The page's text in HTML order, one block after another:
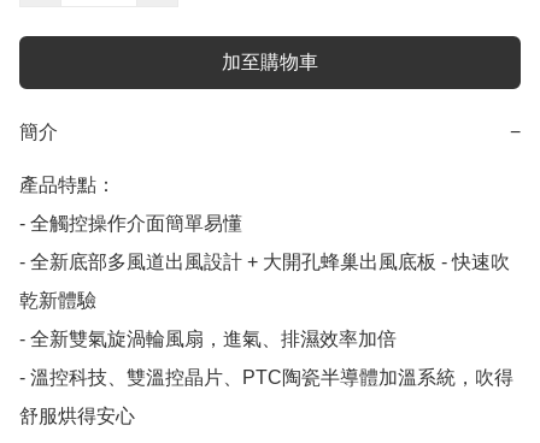
加至購物車
簡介 −
產品特點：
- 全觸控操作介面簡單易懂
- 全新底部多風道出風設計 + 大開孔蜂巢出風底板 - 快速吹
乾新體驗
- 全新雙氣旋渦輪風扇，進氣、排濕效率加倍
- 溫控科技、雙溫控晶片、PTC陶瓷半導體加溫系統，吹得
舒服烘得安心